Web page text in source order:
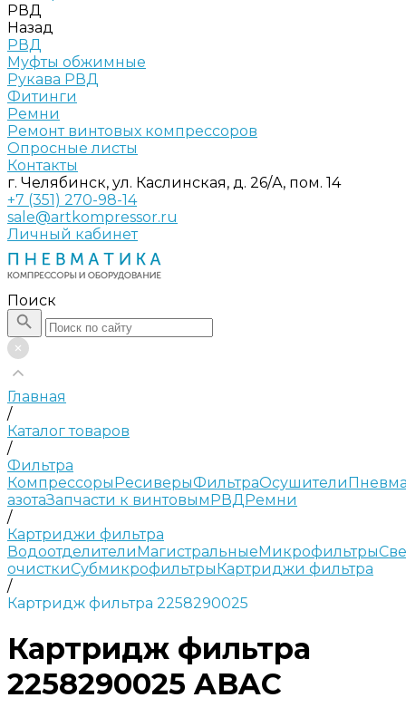
РВД
Назад
РВД
Муфты обжимные
Рукава РВД
Фитинги
Ремни
Ремонт винтовых компрессоров
Опросные листы
Контакты
г. Челябинск, ул. Каслинская, д. 26/А, пом. 14
+7 (351) 270-98-14
sale@artkompressor.ru
Личный кабинет
Поиск
Главная
/
Каталог товаров
/
Фильтра
КомпрессорыРесиверыФильтраОсушители
азотаЗапчасти к винтовымРВДРемни
/
Картриджи фильтра
ВодоотделителиМагистральныеМикрофильтры
очисткиСубмикрофильтрыКартриджи фильтра
/
Картридж фильтра 2258290025
Картридж фильтра
2258290025 ABAC